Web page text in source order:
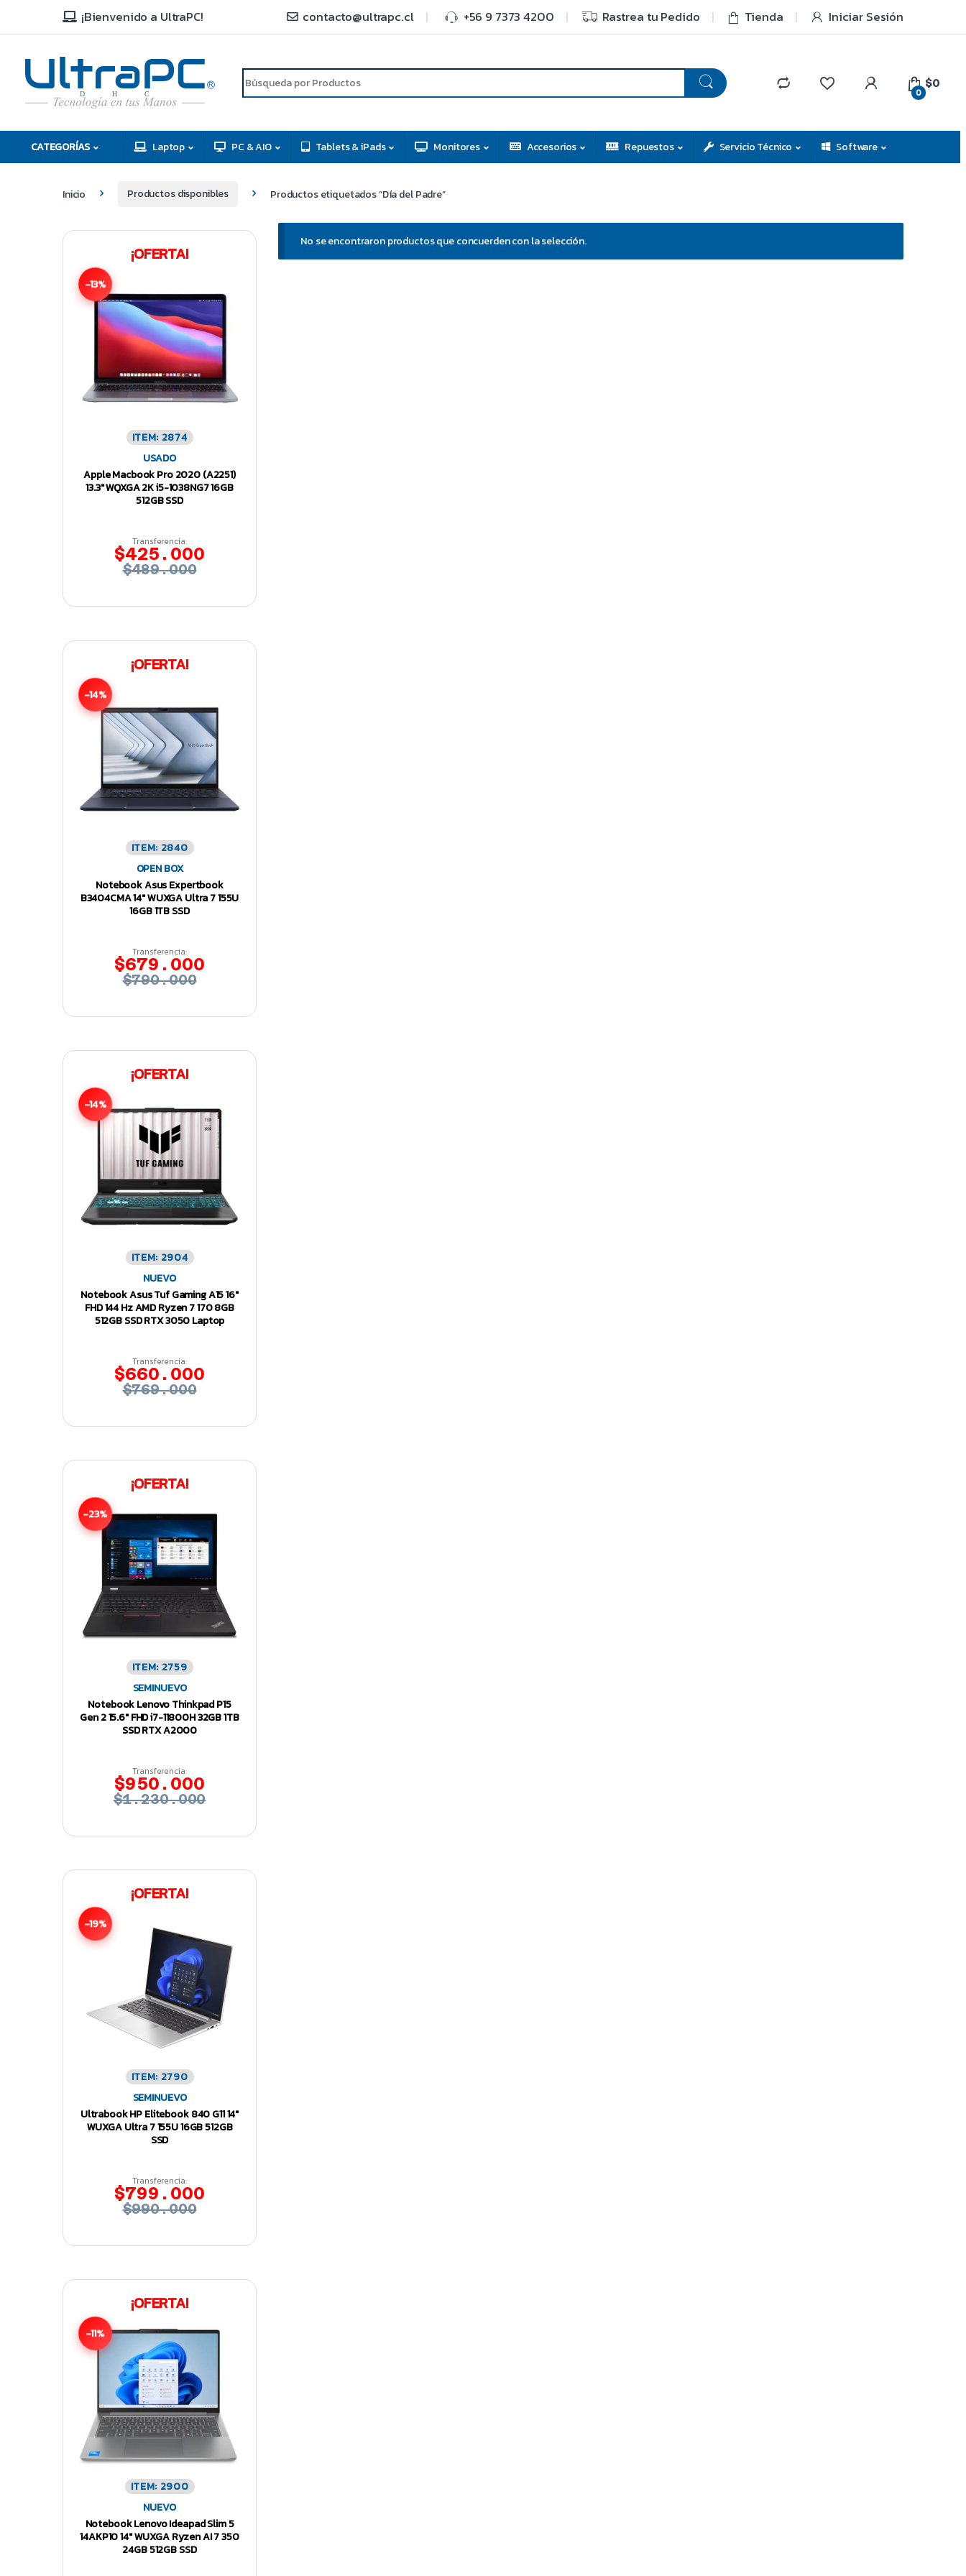
¡Bienvenido a UltraPC! contacto@ultrapc.cl +56 9 7373 4200 Rastrea tu Pedido Tienda Iniciar Sesión
C
H
D
R
0
$0
CATEGORÍAS Laptop PC & AIO Tablets & iPads Monitores Accesorios Repuestos Servicio Técnico Software
Inicio Productos disponibles Productos etiquetados “Día del Padre”
No se encontraron productos que concuerden con la selección.
¡OFERTA!
-13%
ITEM: 2874
USADO
Apple Macbook Pro 2020 (A2251)
13.3″ WQXGA 2K i5-1038NG7 16GB
512GB SSD
Transferencia:
$425.000
$489.000
¡OFERTA!
-14%
ITEM: 2840
OPEN BOX
Notebook Asus Expertbook
B3404CMA 14″ WUXGA Ultra 7 155U
16GB 1TB SSD
Transferencia:
$679.000
$790.000
¡OFERTA!
-14%
ITEM: 2904
NUEVO
Notebook Asus Tuf Gaming A15 16″
FHD 144 Hz AMD Ryzen 7 170 8GB
512GB SSD RTX 3050 Laptop
Transferencia:
$660.000
$769.000
¡OFERTA!
-23%
ITEM: 2759
SEMINUEVO
Notebook Lenovo Thinkpad P15
Gen 2 15.6″ FHD i7-11800H 32GB 1TB
SSD RTX A2000
Transferencia:
$950.000
$1.230.000
¡OFERTA!
-19%
ITEM: 2790
SEMINUEVO
Ultrabook HP Elitebook 840 G11 14″
WUXGA Ultra 7 155U 16GB 512GB
SSD
Transferencia:
$799.000
$990.000
¡OFERTA!
-11%
ITEM: 2900
NUEVO
Notebook Lenovo Ideapad Slim 5
14AKP10 14″ WUXGA Ryzen AI 7 350
24GB 512GB SSD